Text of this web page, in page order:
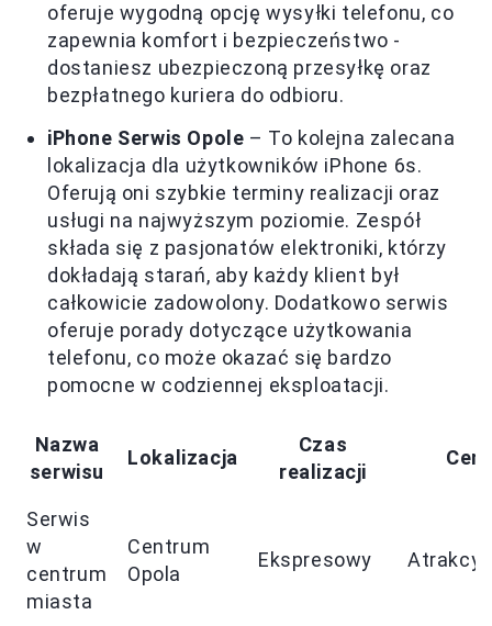
oferuje wygodną opcję wysyłki telefonu, co
zapewnia komfort i bezpieczeństwo -
dostaniesz ubezpieczoną przesyłkę oraz
bezpłatnego kuriera do odbioru.
iPhone Serwis Opole – To kolejna zalecana
lokalizacja dla użytkowników iPhone 6s.
Oferują oni szybkie terminy realizacji oraz
usługi na najwyższym poziomie. Zespół
składa się z pasjonatów elektroniki, którzy
dokładają starań, aby każdy klient był
całkowicie zadowolony. Dodatkowo serwis
oferuje porady dotyczące użytkowania
telefonu, co może okazać się bardzo
pomocne w codziennej eksploatacji.
Nazwa
serwisu
Lokalizacja
Czas
realizacji
Serwis
w
centrum
miasta
Centrum
Opola
Ekspresowy